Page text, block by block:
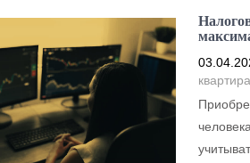
квартира